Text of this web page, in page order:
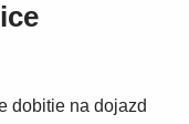
dobitie na dojazd